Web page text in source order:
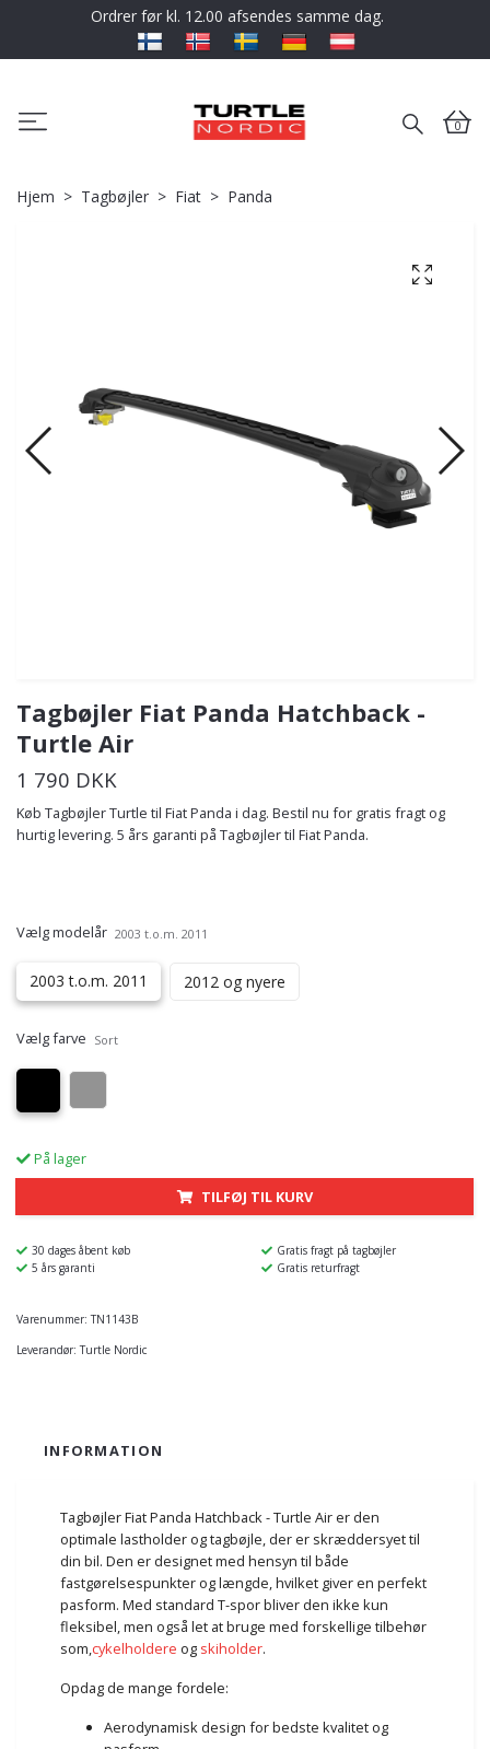
Ordrer før kl. 12.00 afsendes samme dag.
0
Hjem Tagbøjler Fiat Panda
Tagbøjler Fiat Panda Hatchback -
Turtle Air
1 790 DKK
Køb Tagbøjler Turtle til Fiat Panda i dag. Bestil nu for gratis fragt og
hurtig levering. 5 års garanti på Tagbøjler til Fiat Panda.
Vælg modelår 2003 t.o.m. 2011
2003 t.o.m. 2011 2012 og nyere
Vælg farve Sort
På lager
TILFØJ TIL KURV
30 dages åbent køb
Gratis fragt på tagbøjler
5 års garanti
Gratis returfragt
Varenummer: TN1143B
Leverandør: Turtle Nordic
INFORMATION
Tagbøjler Fiat Panda Hatchback - Turtle Air er den
optimale lastholder og tagbøjle, der er skræddersyet til
din bil. Den er designet med hensyn til både
fastgørelsespunkter og længde, hvilket giver en perfekt
pasform. Med standard T-spor bliver den ikke kun
fleksibel, men også let at bruge med forskellige tilbehør
som,cykelholdere og skiholder.
Opdag de mange fordele:
Aerodynamisk design for bedste kvalitet og